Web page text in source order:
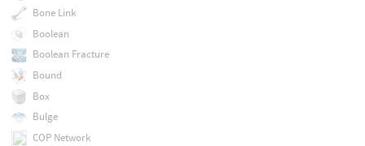
Bone Link
Boolean
Boolean Fracture
Bound
Box
Bulge
COP Network